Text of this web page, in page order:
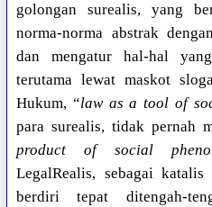
golongan surealis, yang
norma-norma abstrak
dan mengatur hal-hal
terutama lewat maskot
Hukum, “law as a tool of
para surealis, tidak pernah
product of social
LegalRealis, sebagai
berdiri tepat ditengah-